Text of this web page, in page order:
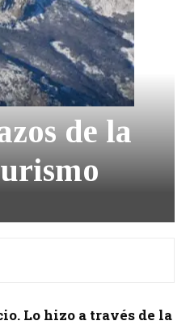
de la
Lo hizo a través de la